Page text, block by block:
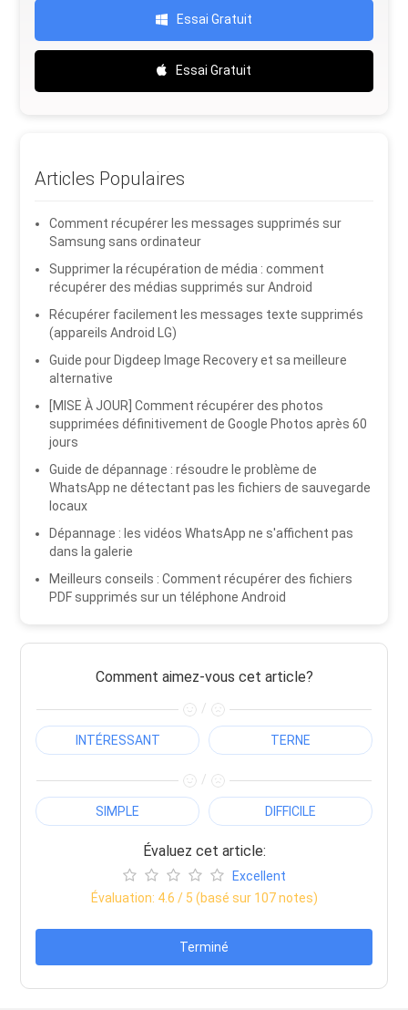
Essai Gratuit
Essai Gratuit
Articles Populaires
Comment récupérer les messages supprimés sur
Samsung sans ordinateur
Supprimer la récupération de média : comment
récupérer des médias supprimés sur Android
Récupérer facilement les messages texte supprimés
(appareils Android LG)
Guide pour Digdeep Image Recovery et sa meilleure
alternative
[MISE À JOUR] Comment récupérer des photos
supprimées définitivement de Google Photos après 60
jours
Guide de dépannage : résoudre le problème de
WhatsApp ne détectant pas les fichiers de sauvegarde
locaux
Dépannage : les vidéos WhatsApp ne s'affichent pas
dans la galerie
Meilleurs conseils : Comment récupérer des fichiers
PDF supprimés sur un téléphone Android
Comment aimez-vous cet article?
/
INTÉRESSANT TERNE
/
SIMPLE DIFFICILE
Évaluez cet article:
Excellent
Évaluation: 4.6 / 5 (basé sur 107notes)
Terminé